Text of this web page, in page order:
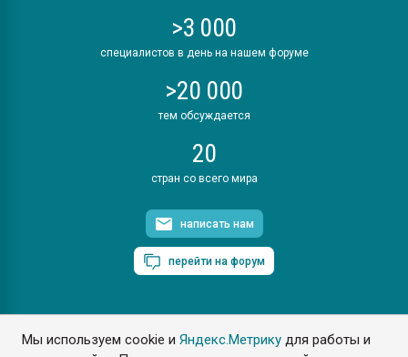
Мы используем cookie иЯндекс.Метрику для работы и
>3 000
специалистов в день на нашем форуме
>20 000
тем обсуждается
20
стран со всего мира
написать нам
перейти на форум
ПластЭксперт © 2006. Все права защищены